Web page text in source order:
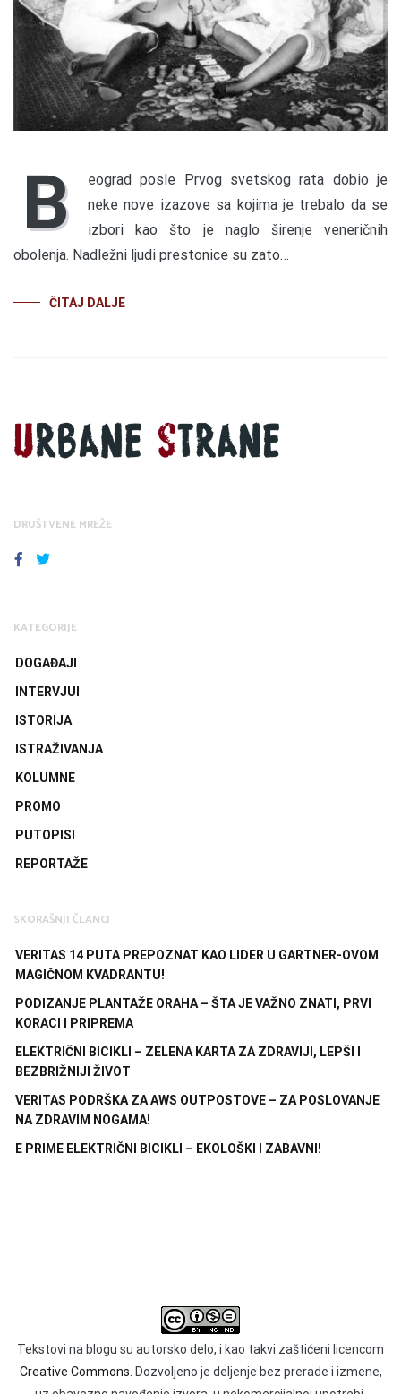
B
eograd posle Prvog svetskog rata dobio je
neke nove izazove sa kojima je trebalo da se
izbori kao što je naglo širenje veneričnih
obolenja. Nadležni ljudi prestonice su zato…
ČITAJ DALJE
DRUŠTVENE MREŽE
FACEBOOK
TWITTER
KATEGORIJE
DOGAĐAJI
INTERVJUI
ISTORIJA
ISTRAŽIVANJA
KOLUMNE
PROMO
PUTOPISI
REPORTAŽE
SKORAŠNJI ČLANCI
VERITAS 14 PUTA PREPOZNAT KAO LIDER U GARTNER-OVOM
MAGIČNOM KVADRANTU!
PODIZANJE PLANTAŽE ORAHA – ŠTA JE VAŽNO ZNATI, PRVI
KORACI I PRIPREMA
ELEKTRIČNI BICIKLI – ZELENA KARTA ZA ZDRAVIJI, LEPŠI I
BEZBRIŽNIJI ŽIVOT
VERITAS PODRŠKA ZA AWS OUTPOSTOVE – ZA POSLOVANJE
NA ZDRAVIM NOGAMA!
E PRIME ELEKTRIČNI BICIKLI – EKOLOŠKI I ZABAVNI!
Tekstovi na blogu su autorsko delo, i kao takvi zaštićeni licencom
Creative Commons. Dozvoljeno je deljenje bez prerade i izmene,